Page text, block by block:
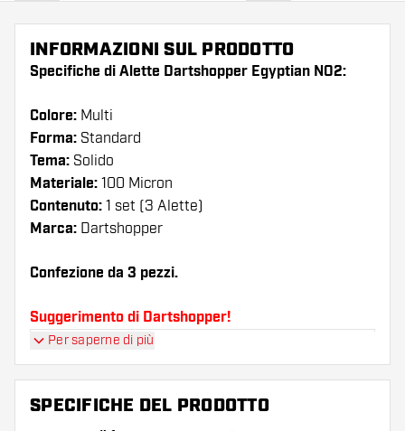
INFORMAZIONI SUL PRODOTTO
Specifiche di Alette Dartshopper Egyptian NO2:
Colore: Multi
Forma: Standard
Tema: Solido
Materiale: 100 Micron
Contenuto: 1 set (3 Alette)
Marca: Dartshopper
Confezione da 3 pezzi.
Suggerimento di Dartshopper!
numero di alette e di astine. Questi possono
danneggiarsi o rompersi con l'uso.
Per saperne di più
SPECIFICHE DEL PRODOTTO